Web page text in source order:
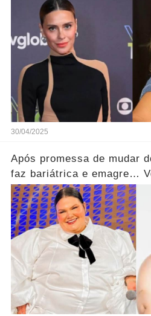
30/04/2025
Após promessa de mudar
faz bariátrica e emagre…